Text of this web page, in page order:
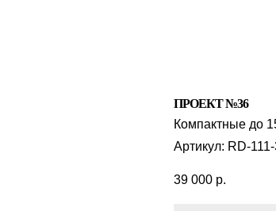
ПРОЕКТ №36
Компактные до
Артикул: RD-
39 000 р.